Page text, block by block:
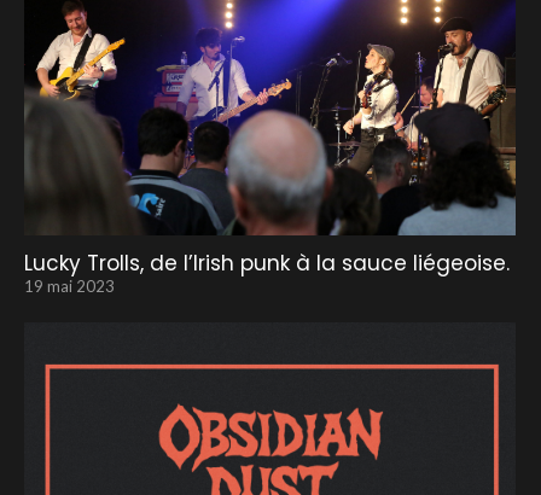
Lucky Trolls, de l’Irish punk à la sauce liégeoise.
19 mai 2023